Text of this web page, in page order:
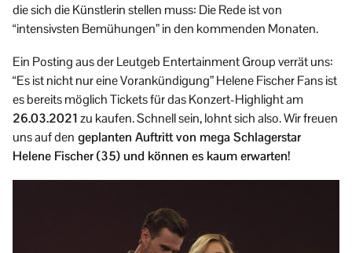
die sich die Künstlerin stellen muss: Die Rede ist von
“intensivsten Bemühungen” in den kommenden Monaten.
Ein Posting aus der Leutgeb Entertainment Group verrät uns:
“Es ist nicht nur eine Vorankündigung” Helene Fischer Fans ist
es bereits möglich Tickets für das Konzert-Highlight am
26.03.2021zu kaufen. Schnell sein, lohnt sich also. Wir freuen
uns auf den geplanten Auftritt von mega Schlagerstar
Helene Fischer (35) und können es kaum erwarten!